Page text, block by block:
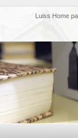
Luiss Home